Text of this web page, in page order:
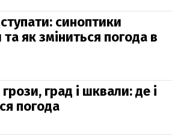
синоптики
як зміниться погода в
град і шквали: де і
погода